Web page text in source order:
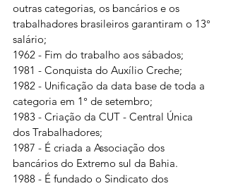
outras categorias, os bancários e os
trabalhadores brasileiros garantiram o 13°
salário;
1962 - Fim do trabalho aos sábados;
1981 - Conquista do Auxílio Creche;
1982 - Unificação da data base de toda a
categoria em 1° de setembro;
1983 - Criação da CUT - Central Única
dos Trabalhadores;
1987 - É criada a Associação dos
bancários do Extremo sul da Bahia.
1988 - É fundado o Sindicato dos